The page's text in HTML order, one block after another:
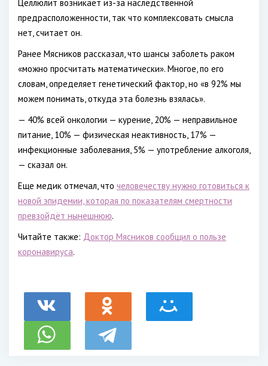
Целлюлит возникает из-за наследственной
предрасположенности, так что комплексовать смысла
нет, считает он.
Ранее Мясников рассказал, что шансы заболеть раком
«можно просчитать математически». Многое, по его
словам, определяет генетический фактор, но «в 92% мы
можем понимать, откуда эта болезнь взялась».
— 40% всей онкологии — курение, 20% — неправильное
питание, 10% — физическая неактивность, 17% —
инфекционные заболевания, 5% — употребление алкоголя,
— сказал он.
Еще медик отмечал, что человечеству нужно готовиться к
новой эпидемии, которая по показателям смертности
превзойдёт нынешнюю.
Читайте также: Доктор Мясников сообщил о пользе
коронавируса.